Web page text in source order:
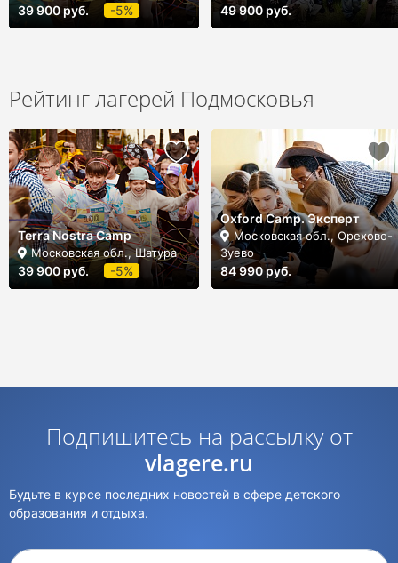
39 900 руб. -5% 49 900 руб.
Рейтинг лагерей Подмосковья
Terra Nostra Camp
Московская обл., Шатура
39 900 руб. -5%
Oxford Camp. Эксперт
Московская обл., Орехово-
Зуево
84 990 руб.
Подпишитесь на рассылку от
vlagere.ru
Будьте в курсе последних новостей в сфере детского
образования и отдыха.